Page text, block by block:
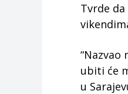
Tvrde
“Nazvao
ubiti će
u